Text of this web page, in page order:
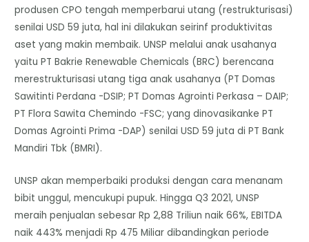
produsen CPO tengah memperbarui utang (restrukturisasi)
senilai USD 59 juta, hal ini dilakukan seirinf produktivitas
aset yang makin membaik. UNSP melalui anak usahanya
yaitu PT Bakrie Renewable Chemicals (BRC) berencana
merestrukturisasi utang tiga anak usahanya (PT Domas
Sawitinti Perdana -DSIP; PT Domas Agrointi Perkasa – DAIP;
PT Flora Sawita Chemindo -FSC; yang dinovasikanke PT
Domas Agrointi Prima -DAP) senilai USD 59 juta di PT Bank
Mandiri Tbk (BMRI).
UNSP akan memperbaiki produksi dengan cara menanam
bibit unggul, mencukupi pupuk. Hingga Q3 2021, UNSP
meraih penjualan sebesar Rp 2,88 Triliun naik 66%, EBITDA
naik 443% menjadi Rp 475 Miliar dibandingkan periode